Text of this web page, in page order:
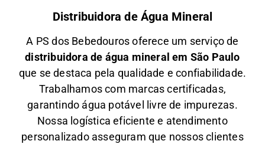
Distribuidora de Água Mineral
A PS dos Bebedouros oferece um serviço de
distribuidora de água mineral em São Paulo
que se destaca pela qualidade e confiabilidade.
Trabalhamos com marcas certificadas,
garantindo água potável livre de impurezas.
Nossa logística eficiente e atendimento
personalizado asseguram que nossos clientes